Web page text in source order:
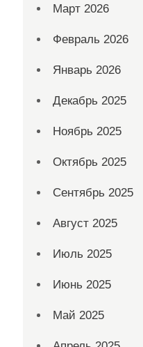
Март 2026
Февраль 2026
Январь 2026
Декабрь 2025
Ноябрь 2025
Октябрь 2025
Сентябрь 2025
Август 2025
Июль 2025
Июнь 2025
Май 2025